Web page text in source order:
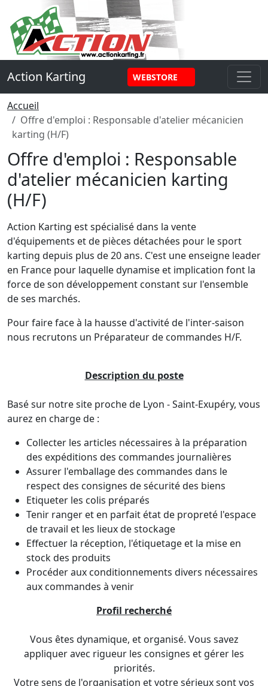
Panneau de gestion des cookies
Action Karting WEBSTORE
Accueil
Offre d'emploi : Responsable d'atelier mécanicien
karting (H/F)
Offre d'emploi : Responsable
d'atelier mécanicien karting
(H/F)
Action Karting est spécialisé dans la vente
d'équipements et de pièces détachées pour le sport
karting depuis plus de 20 ans. C'est une enseigne leader
en France pour laquelle dynamise et implication font la
force de son développement constant sur l'ensemble
de ses marchés.
Pour faire face à la hausse d'activité de l'inter-saison
nous recrutons un Préparateur de commandes H/F.
Description du poste
Basé sur notre site proche de Lyon - Saint-Exupéry, vous
aurez en charge de :
Collecter les articles nécessaires à la préparation
des expéditions des commandes journalières
Assurer l'emballage des commandes dans le
respect des consignes de sécurité des biens
Etiqueter les colis préparés
Tenir ranger et en parfait état de propreté l'espace
de travail et les lieux de stockage
Effectuer la réception, l'étiquetage et la mise en
stock des produits
Procéder aux conditionnements divers nécessaires
aux commandes à venir
Profil recherché
Vous êtes dynamique, et organisé.​ Vous savez
appliquer avec rigueur les consignes et gérer les
priorités.​
Votre sens de l'organisation et votre sérieux sont vos